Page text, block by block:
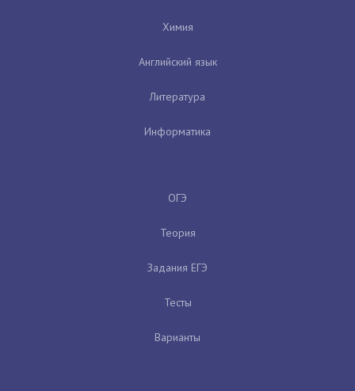
Химия
Английский язык
Литература
Информатика
ОГЭ
Теория
Задания ЕГЭ
Тесты
Варианты